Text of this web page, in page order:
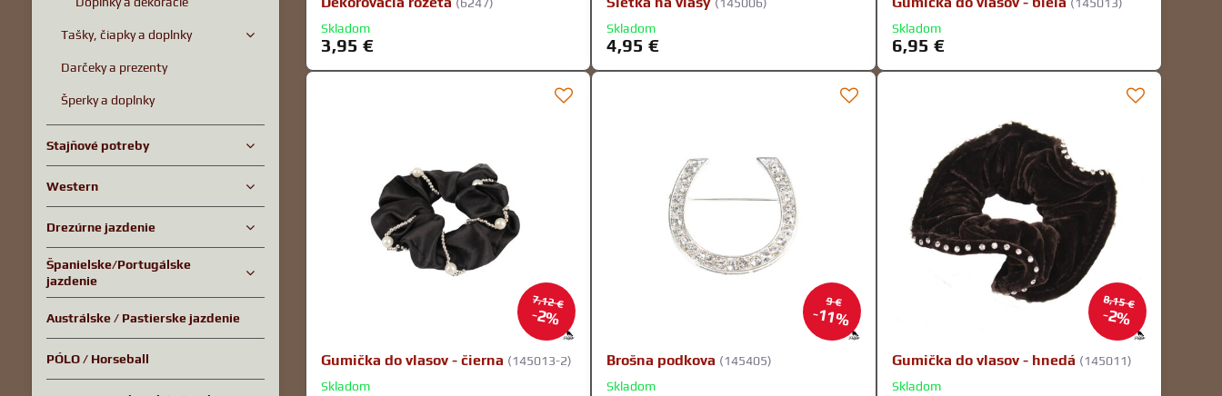
Skladom
3,95 €
Skladom
4,95 €
Skladom
6,95 €
7,12 €
2%
Gumička do vlasov - čierna (145013-2)
Skladom
9 €
11%
Brošna podkova (145405)
Skladom
8,15 €
2%
Gumička do vlasov - hnedá (145011)
Skladom
Tašky, čiapky a doplnky
Darčeky a prezenty
Šperky a doplnky
Stajňové potreby
Western
Drezúrne jazdenie
Španielske/Portugálske
jazdenie
Austrálske / Pastierske jazdenie
PÓLO / Horseball